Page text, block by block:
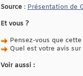
Source : Présentation de
Et vous ?
Pensez-vous que
Quel est votre avis
Voir aussi :